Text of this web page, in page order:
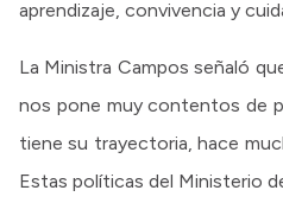
aprendizaje, convivencia y
La Ministra Campos señaló
nos pone muy contentos de
tiene su trayectoria, hace
Estas políticas del Ministerio